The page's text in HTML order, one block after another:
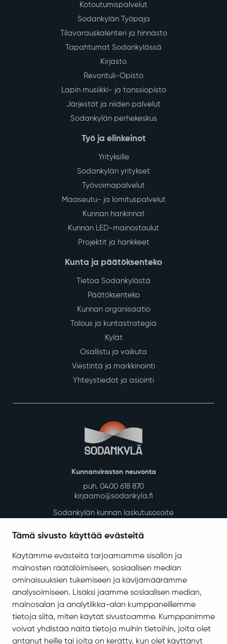
Tämä sivusto käyttää evästeitä
Käytämme evästeitä tarjoamamme sisällön ja
mainosten räätälöimiseen, sosiaalisen median
ominaisuuksien tukemiseen ja kävijämäärämme
analysoimiseen. Lisäksi jaamme sosiaalisen median,
mainosalan ja analytiikka-alan kumppaneillemme
tietoja siitä, miten käytät sivustoamme. Kumppanimme
voivat yhdistää näitä tietoja muihin tietoihin, joita olet
antanut heille tai joita on kerätty, kun olet käyttänyt
Kotoutumispalvelut
Sodankylän Työpaja
Tilavarauskalenteri ja hinnasto
Tapahtumat Sodankylässä
Kirjasto
Revontuli-Opisto
Lapin musiikki- ja tanssiopisto
Järjestöt ja niiden palvelut
Sodankylän perhekeskus
Työ ja elinkeinot
Yrityksille
Sodankylän yritykset
Työvoimapalvelut
Maaseutu- ja lomituspalvelut
Kunnan hankinnat
Kunnan LED-mainostaulut
Projektit ja hankkeet
Kunta ja päätöksenteko
Tietoa Sodankylästä
Päätöksenteko
Kunnan organisaatio
Talous ja kuntastrategia
Kylät
Osallistu ja vaikuta
Viestintä ja markkinointi
Yhteystiedot ja asiointi
Kunnanviraston neuvonta
puh. 0400 618 870
kirjaamo@sodankyla.fi
Sodankylän kunnan laskutusosoite
Asiakirjajulkisuuskuvaus
Evästeiden hallinta
Yhteystiedot
Jäämerentie 1, 99601 Sodankylä
Kaikki yhteystiedot